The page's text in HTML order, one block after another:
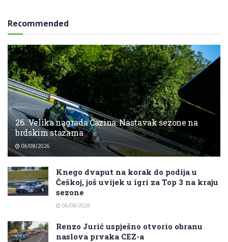
Recommended
26. Velika nagrada Cazina: Nastavak sezone na
brdskim stazama
06/08/2026
Knego dvaput na korak do podija u
Češkoj, još uvijek u igri za Top 3 na kraju
sezone
06/08/2026
Renzo Jurić uspješno otvorio obranu
naslova prvaka CEZ-a